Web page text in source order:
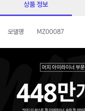
상품 정보
모델명 MZ00087